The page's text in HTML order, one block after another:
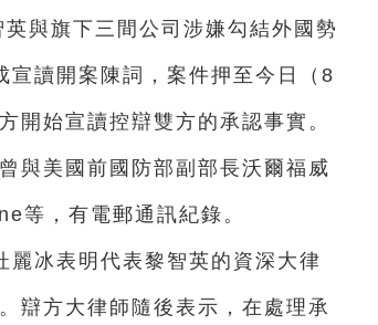
與旗下三間公司涉嫌勾結外國勢
宣讀開案陳詞，案件押至今日（8
開始宣讀控辯雙方的承認事實。
與美國前國防部副部長沃爾福威
，有電郵通訊紀錄。
冰表明代表黎智英的資深大律
辯方大律師隨後表示，在處理承